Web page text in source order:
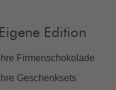
Eigene Edition
Ihre Firmenschokolade
Ihre Geschenksets